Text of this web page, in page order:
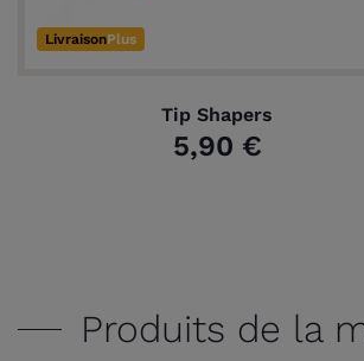
LivraisonPlus
Tip Shapers
5,90 €
Produits de la